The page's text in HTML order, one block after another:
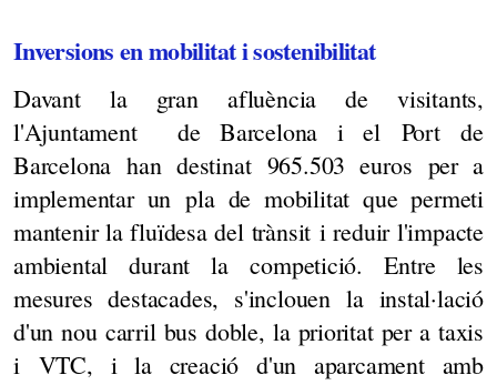
Inversions en mobilitat i sostenibilitat
Davant la gran afluència de visitants,
l'Ajuntament de Barcelona i el Port de
Barcelona han destinat 965.503 euros per a
implementar un pla de mobilitat que permeti
mantenir la fluïdesa del trànsit i reduir l'impacte
ambiental durant la competició. Entre les
mesures destacades, s'inclouen la instal·lació
d'un nou carril bus doble, la prioritat per a taxis
i VTC, i la creació d'un aparcament amb